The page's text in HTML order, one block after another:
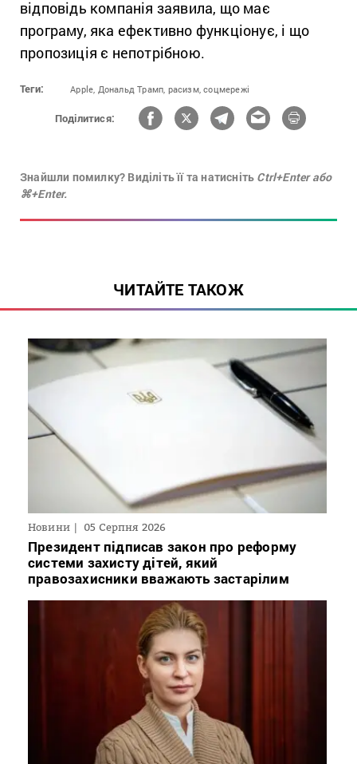
відповідь компанія заявила, що має
програму, яка ефективно функціонує, і що
пропозиція є непотрібною.
Теги: Apple, Дональд Трамп, расизм, соцмережі
Поділитися:
Знайшли помилку? Виділіть її та натисніть Ctrl+Enter або
⌘+Enter.
ЧИТАЙТЕ ТАКОЖ
Новини 05 Серпня 2026
Президент підписав закон про реформу
системи захисту дітей, який
правозахисники вважають застарілим